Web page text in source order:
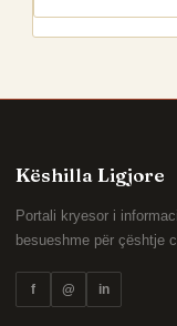
Këshilla Ligjore
Portali kryesor i
besueshme për çështje
f @ in